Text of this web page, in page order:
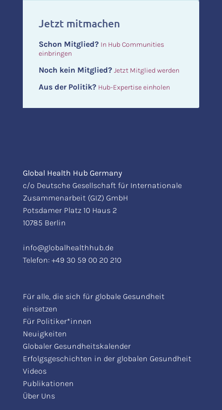
Jetzt mitmachen
Schon Mitglied? In Hub Communities
einbringen
Noch kein Mitglied? Jetzt Mitglied werden
Aus der Politik? Hub-Expertise einholen
Global Health Hub Germany
c/o Deutsche Gesellschaft für Internationale
Zusammenarbeit (GIZ) GmbH
Potsdamer Platz 10 Haus 2
10785 Berlin
info@globalhealthhub.de
Telefon: +49 30 59 00 20 210
Für alle, die sich für globale Gesundheit
einsetzen
Für Politiker*innen
Neuigkeiten
Globaler Gesundheitskalender
Erfolgsgeschichten in der globalen Gesundheit
Videos
Publikationen
Über Uns